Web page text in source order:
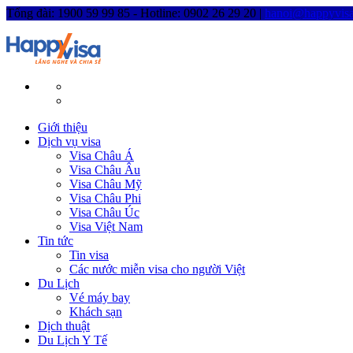
Tổng đài: 1900 59 99 85 - Hotline: 0902 26 29 20 |
Giới thiệu
Dịch vụ visa
Visa Châu Á
Visa Châu Âu
Visa Châu Mỹ
Visa Châu Phi
Visa Châu Úc
Visa Việt Nam
Tin tức
Tin visa
Các nước miễn visa cho người Việt
Du Lịch
Vé máy bay
Khách sạn
Dịch thuật
Du Lịch Y Tế